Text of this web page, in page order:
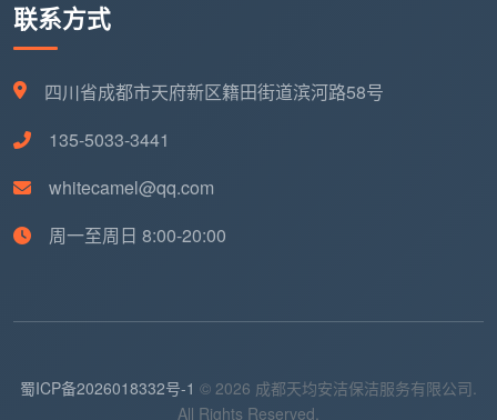
联系方式
四川省成都市天府新区籍田街道滨河路58号
135-5033-3441
whitecamel@qq.com
周一至周日 8:00-20:00
蜀ICP备2026018332号-1 © 2026 成都天均安洁保洁服务有限公司.
All Rights Reserved.